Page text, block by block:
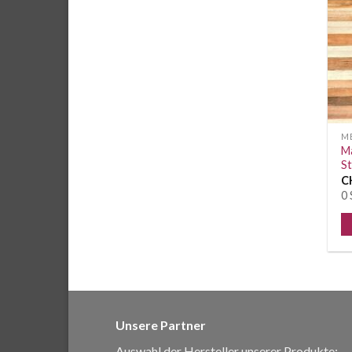
0
Unsere Partner